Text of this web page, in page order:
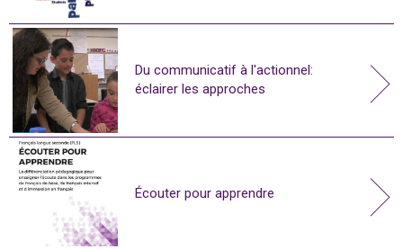
Du communicatif à l'actionnel:
éclairer les approches
Écouter pour apprendre